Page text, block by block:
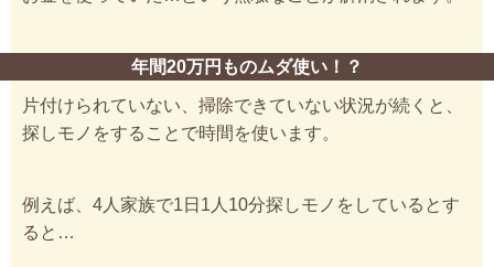
年間20万円ものムダ使い！？
片付けられていない、掃除できていない状況が続くと、
探しモノをすることで時間を使います。
例えば、4人家族で1日1人10分探しモノをしているとす
ると…